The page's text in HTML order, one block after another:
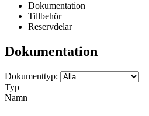
Dokumentation
Tillbehör
Reservdelar
Dokumentation
Dokumenttyp:
Typ
Namn